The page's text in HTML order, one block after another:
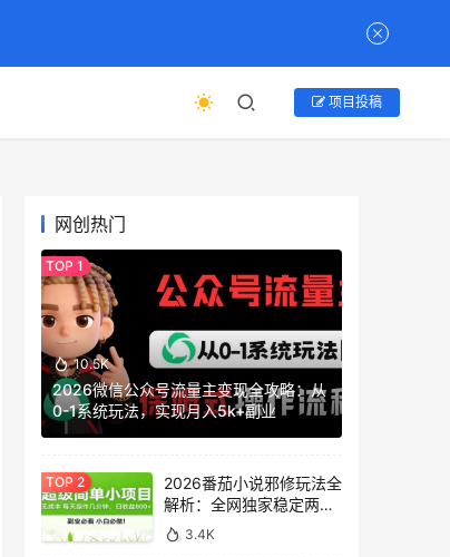
项目投稿
网创热门
10.5K
2026微信公众号流量主变现全攻略：从
0-1系统玩法，实现月入5k+副业
2026番茄小说邪修玩法全
解析：全网独家稳定两年
老项目，助你日赚
500+稿费收益
3.4K